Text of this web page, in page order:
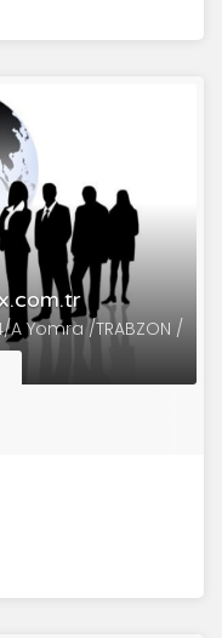
A Yomra /TRABZON /